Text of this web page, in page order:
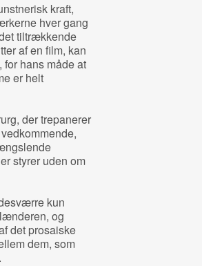
kraft,
hver gang
tiltrækkende
af en film, kan
for hans måde at
er helt
der trepanerer
styrer uden om
kun
og
det prosaiske
dem, som